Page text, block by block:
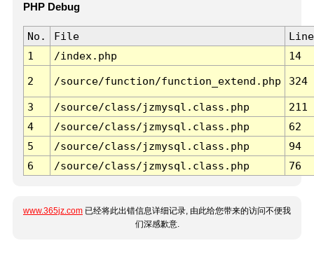
PHP Debug
No. File
Line
1
/index.php 14
2 /source/function/function_extend.php 324
3 /source/class/jzmysql.class.php
211
4
/source/class/jzmysql.class.php
62
5
/source/class/jzmysql.class.php
94
6
/source/class/jzmysql.class.php 76
www.365jz.com 已经将此出错信息详细记录, 由此给您带来的访问不便我
们深感歉意.